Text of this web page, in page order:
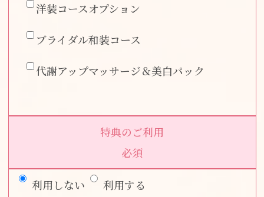
洋装コースオプション
ブライダル和装コース
代謝アップマッサージ＆美白パック
特典のご利用
必須
利用しない 利用する